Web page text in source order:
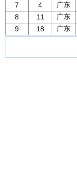
7
4 广东
8
11 广东
9
18 广东